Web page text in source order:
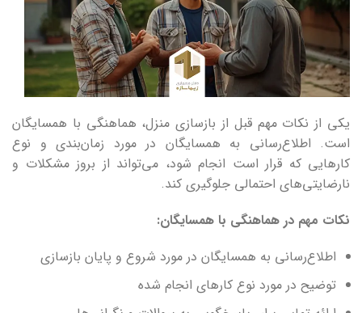
یکی از نکات مهم قبل از بازسازی منزل، هماهنگی با همسایگان
است. اطلاع‌رسانی به همسایگان در مورد زمان‌بندی و نوع
کارهایی که قرار است انجام شود، می‌تواند از بروز مشکلات و
نارضایتی‌های احتمالی جلوگیری کند.
نکات مهم در هماهنگی با همسایگان:
اطلاع‌رسانی به همسایگان در مورد شروع و پایان بازسازی
توضیح در مورد نوع کارهای انجام شده